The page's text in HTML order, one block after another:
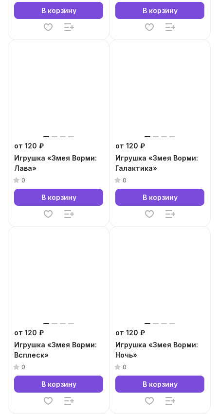
В корзину В корзину
от 120 ₽
Игрушка «Змея Ворми:
Лава»
0
В корзину
от 120 ₽
Игрушка «Змея Ворми:
Галактика»
0
В корзину
от 120 ₽
Игрушка «Змея Ворми:
Всплеск»
0
В корзину
от 120 ₽
Игрушка «Змея Ворми:
Ночь»
0
В корзину